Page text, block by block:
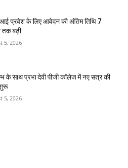
प्रवेश के लिए आवेदन की अंतिम तिथि 7
बढ़ी
5, 2026
के साथ प्रभा देवी पीजी कॉलेज में नए सत्र की
5, 2026